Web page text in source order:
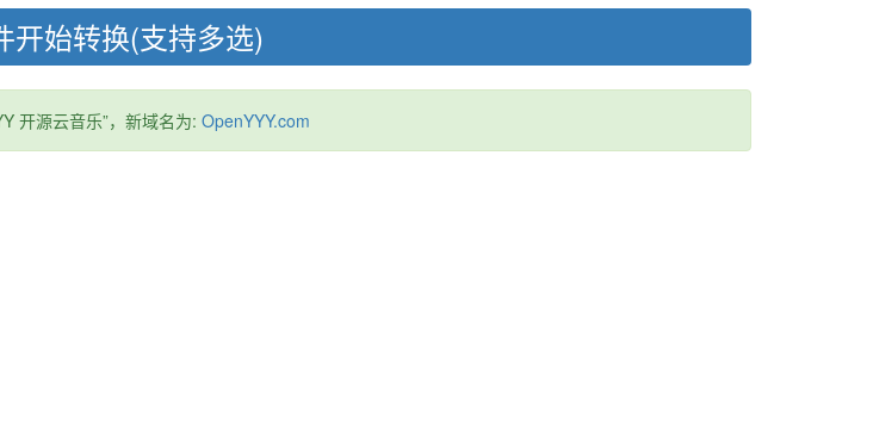
开始转换(支持多选)
开源云音乐”，新域名为: OpenYYY.com